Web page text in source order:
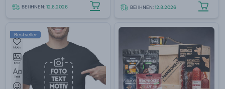
BEI IHNEN:12.8.2026 BEI IHNEN:12.8.2026
Bestseller